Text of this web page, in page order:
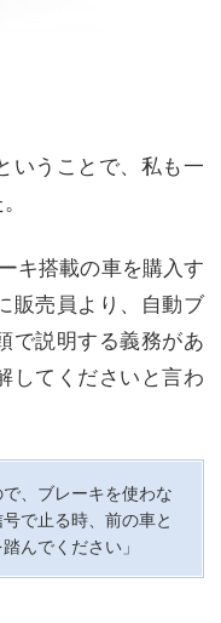
いうことで、私も一
キ搭載の車を購入す
販売員より、自動ブ
で説明する義務があ
してくださいと言わ
、ブレーキを使わな
で止る時、前の車と
んでください」